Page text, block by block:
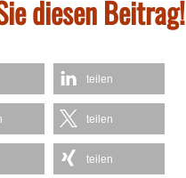
diesen Beitrag!
teilen
teilen
teilen